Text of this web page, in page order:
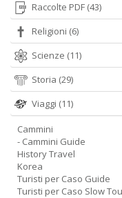
Raccolte PDF (43)
Religioni (6)
Scienze (11)
Storia (29)
Viaggi (11)
Cammini
- Cammini Guide
History Travel
Korea
Turisti per Caso Guide
Turisti per Caso Slow